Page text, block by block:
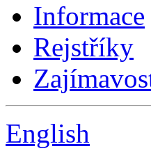
Informace
Rejstříky
English